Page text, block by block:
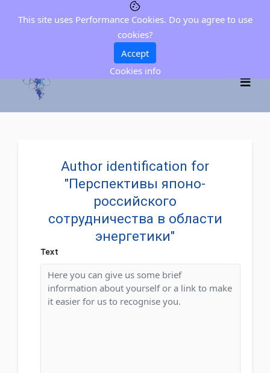
Author identification for
"Перспективы японо-
российского
сотрудничества в области
энергетики"
Text
This site uses Performance Cookies. Do you agree to use
cookies?
Accept
Cookies info